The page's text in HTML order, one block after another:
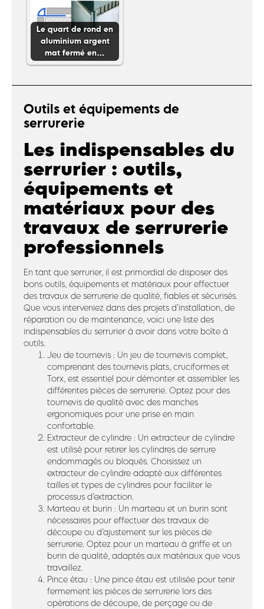
Le quart de rond en
aluminium argent
mat fermé en…
Outils et équipements de
serrurerie
Les indispensables du
serrurier : outils,
équipements et
matériaux pour des
travaux de serrurerie
professionnels
En tant que serrurier, il est primordial de disposer des
bons outils, équipements et matériaux pour effectuer
des travaux de serrurerie de qualité, fiables et sécurisés.
Que vous interveniez dans des projets d’installation, de
réparation ou de maintenance, voici une liste des
indispensables du serrurier à avoir dans votre boîte à
outils.
Jeu de tournevis : Un jeu de tournevis complet,
comprenant des tournevis plats, cruciformes et
Torx, est essentiel pour démonter et assembler les
différentes pièces de serrurerie. Optez pour des
tournevis de qualité avec des manches
ergonomiques pour une prise en main
confortable.
Extracteur de cylindre : Un extracteur de cylindre
est utilisé pour retirer les cylindres de serrure
endommagés ou bloqués. Choisissez un
extracteur de cylindre adapté aux différentes
tailles et types de cylindres pour faciliter le
processus d’extraction.
Marteau et burin : Un marteau et un burin sont
nécessaires pour effectuer des travaux de
découpe ou d’ajustement sur les pièces de
serrurerie. Optez pour un marteau à griffe et un
burin de qualité, adaptés aux matériaux que vous
travaillez.
Pince étau : Une pince étau est utilisée pour tenir
fermement les pièces de serrurerie lors des
opérations de découpe, de perçage ou de